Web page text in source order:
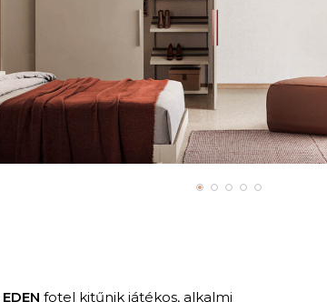
EDEN fotel kitűnik játékos, alkalmi